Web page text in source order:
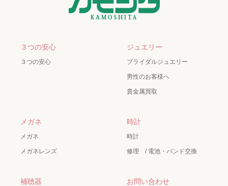
３つの安心
３つの安心
ジュエリー
ブライダルジュエリー
男性のお客様へ
貴金属買取
メガネ
メガネ
メガネレンズ
時計
時計
修理 / 電池・バンド交換
補聴器 お問い合わせ